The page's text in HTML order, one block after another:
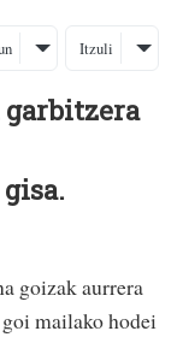
Itzuli
goizak aurrera
mailako hodei